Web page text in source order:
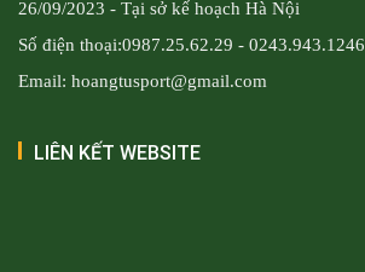
26/09/2023 - Tại sở kế hoạch Hà Nội
Số điện thoại:0987.25.62.29 - 0243.943.1246
Email: hoangtusport@gmail.com
LIÊN KẾT WEBSITE